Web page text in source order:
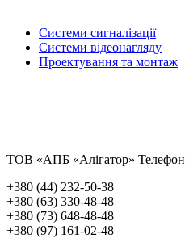
Системи сигналізації
Системи відеонагляду
Проектування та монтаж
ТОВ «АПБ «Алігатор»
+380 (44) 232-50-38
+380 (63) 330-48-48
+380 (73) 648-48-48
+380 (97) 161-02-48